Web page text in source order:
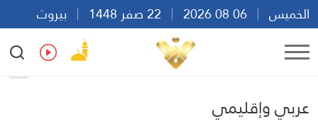
الخميس
بيروت
23:09
Ar
عربي وإقليمي